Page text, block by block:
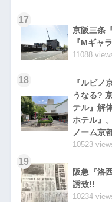
17
京阪三条
『Mギャ
11088
18
『ルビノ
うなる?
テル』解
ホテル』
ノーム京
10523
19
阪急『洛
誘致!!
10234